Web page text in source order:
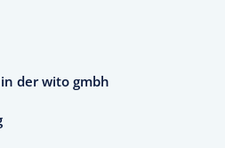
der wito gmbh